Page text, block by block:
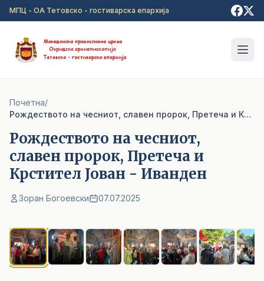
Прејди на главна содржина
МПЦ - ОА Тетовско - гостиварска епархија
Почетна/
Рождеството на чесниот, славен пророк, Претеча и Крстител Јован - Иванден
Рождеството на чесниот,
славен пророк, Претеча и
Крстител Јован - Иванден
Зоран Богоевски 07.07.2025